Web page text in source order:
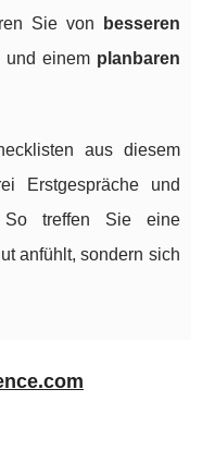
Sie von
besseren
und einem planbaren
aus diesem
Erstgespräche und
So treffen Sie eine
anfühlt, sondern sich